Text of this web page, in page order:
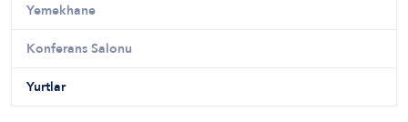
Yemekhane
Konferans Salonu
Yurtlar